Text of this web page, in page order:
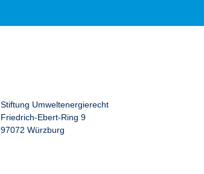
Stiftung Umweltenergierecht
Friedrich-Ebert-Ring 9
97072 Würzburg